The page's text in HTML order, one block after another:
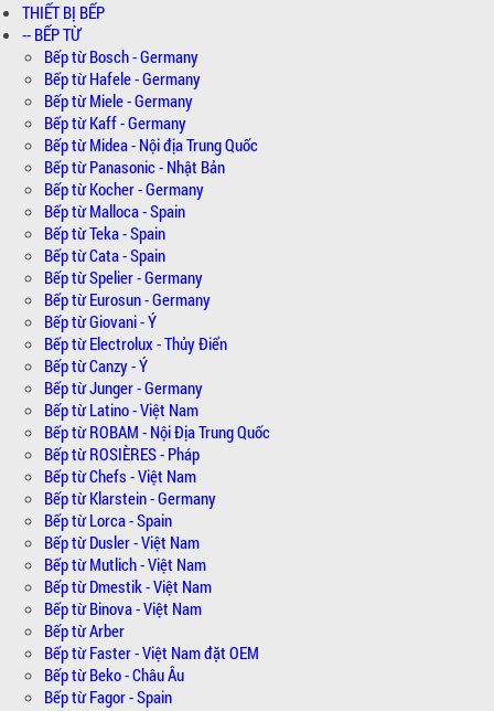
THIẾT BỊ BẾP
-- BẾP TỪ
Bếp từ Bosch - Germany
Bếp từ Hafele - Germany
Bếp từ Miele - Germany
Bếp từ Kaff - Germany
Bếp từ Midea - Nội địa Trung Quốc
Bếp từ Panasonic - Nhật Bản
Bếp từ Kocher - Germany
Bếp từ Malloca - Spain
Bếp từ Teka - Spain
Bếp từ Cata - Spain
Bếp từ Spelier - Germany
Bếp từ Eurosun - Germany
Bếp từ Giovani - Ý
Bếp từ Electrolux - Thủy Điển
Bếp từ Canzy - Ý
Bếp từ Junger - Germany
Bếp từ Latino - Việt Nam
Bếp từ ROBAM - Nội Địa Trung Quốc
Bếp từ ROSIÈRES - Pháp
Bếp từ Chefs - Việt Nam
Bếp từ Klarstein - Germany
Bếp từ Lorca - Spain
Bếp từ Dusler - Việt Nam
Bếp từ Mutlich - Việt Nam
Bếp từ Dmestik - Việt Nam
Bếp từ Binova - Việt Nam
Bếp từ Arber
Bếp từ Faster - Việt Nam đặt OEM
Bếp từ Beko - Châu Âu
Bếp từ Fagor - Spain